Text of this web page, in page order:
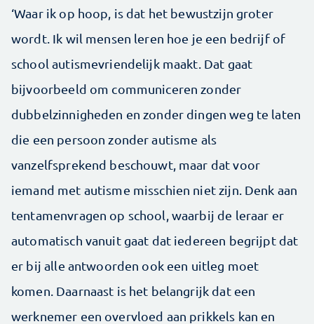
‘Waar ik op hoop, is dat het bewustzijn groter
wordt. Ik wil mensen leren hoe je een bedrijf of
school autismevriendelijk maakt. Dat gaat
bijvoorbeeld om communiceren zonder
dubbelzinnigheden en zonder dingen weg te laten
die een persoon zonder autisme als
vanzelfsprekend beschouwt, maar dat voor
iemand met autisme misschien niet zijn. Denk aan
tentamenvragen op school, waarbij de leraar er
automatisch vanuit gaat dat iedereen begrijpt dat
er bij alle antwoorden ook een uitleg moet
komen. Daarnaast is het belangrijk dat een
werknemer een overvloed aan prikkels kan en